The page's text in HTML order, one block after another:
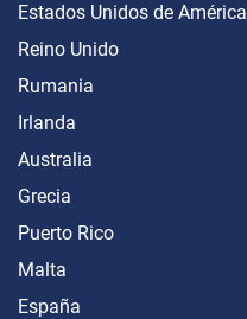
Estados Unidos de América
Reino Unido
Rumania
Irlanda
Australia
Grecia
Puerto Rico
Malta
España